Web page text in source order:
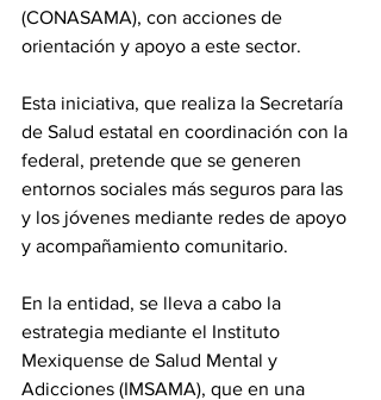
(CONASAMA), con acciones de
orientación y apoyo a este sector.
Esta iniciativa, que realiza la Secretaría
de Salud estatal en coordinación con la
federal, pretende que se generen
entornos sociales más seguros para las
y los jóvenes mediante redes de apoyo
y acompañamiento comunitario.
En la entidad, se lleva a cabo la
estrategia mediante el Instituto
Mexiquense de Salud Mental y
Adicciones (IMSAMA), que en una